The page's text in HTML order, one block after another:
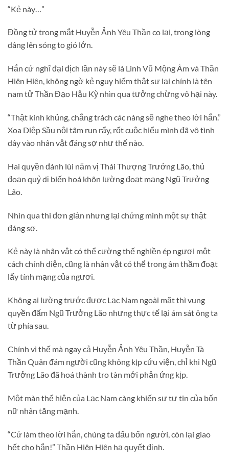
“Kẻ này…”
Đồng tử trong mắt Huyễn Ảnh Yêu Thần co lại, trong lòng
dâng lên sóng to gió lớn.
Hắn cứ nghĩ đại địch lần này sẽ là Linh Vũ Mộng Âm và Thần
Hiên Hiên, không ngờ kẻ nguy hiểm thật sự lại chính là tên
nam tử Thần Đạo Hậu Kỳ nhìn qua tưởng chừng vô hại này.
“Thật kinh khủng, chẳng trách các nàng sẽ nghe theo lời hắn.”
Xoa Diệp Sầu nội tâm run rẩy, rốt cuộc hiểu mình đã vô tình
dây vào nhân vật đáng sợ như thế nào.
Hai quyền đánh lùi năm vị Thái Thượng Trưởng Lão, thủ
đoạn quỷ dị biến hoá khôn lường đoạt mạng Ngũ Trưởng
Lão.
Nhìn qua thì đơn giản nhưng lại chứng minh một sự thật
đáng sợ.
Kẻ này là nhân vật có thể cường thế nghiền ép ngươi một
cách chính diện, cũng là nhân vật có thể trong âm thầm đoạt
lấy tính mạng của ngươi.
Không ai lường trước được Lạc Nam ngoài mặt thì vung
quyền đấm Ngũ Trưởng Lão nhưng thực tế lại ám sát ông ta
từ phía sau.
Chính vì thế mà ngay cả Huyễn Ảnh Yêu Thần, Huyễn Tà
Thần Quân đám người cũng không kịp cứu viện, chỉ khi Ngũ
Trưởng Lão đã hoá thành tro tàn mới phản ứng kịp.
Một màn thể hiện của Lạc Nam càng khiến sự tự tin của bốn
nữ nhân tăng mạnh.
“Cứ làm theo lời hắn, chúng ta đấu bốn người, còn lại giao
hết cho hắn!” Thần Hiên Hiên hạ quyết định.